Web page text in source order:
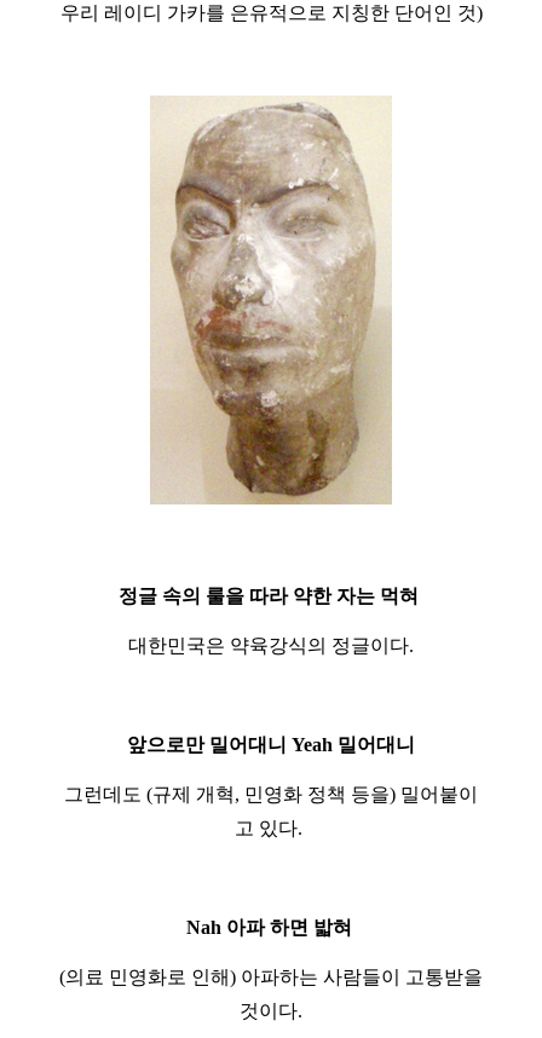
우리 레이디 가카를 은유적으로 지칭한 단어인 것)
정글 속의 룰을 따라 약한 자는 먹혀
대한민국은 약육강식의 정글이다.
앞으로만 밀어대니 Yeah 밀어대니
그런데도 (규제 개혁, 민영화 정책 등을) 밀어붙이
고 있다.
Nah 아파 하면 밟혀
(의료 민영화로 인해) 아파하는 사람들이 고통받을
것이다.